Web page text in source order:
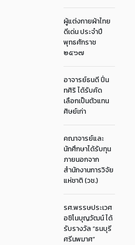
ผู้แต่งกายผ้าไทย
ดีเด่น ประจำปี
พุทธศักราช
๒๕๖๗
อาจารย์ธนดี ปิ่น
ทศิริ ได้รับคัด
เลือกเป็นตัวแทน
ศิษย์เก่า
คณาจารย์และ
นักศึกษาได้รับทุน
ภายนอกจาก
สำนักงานการวิจัย
แห่ชาติ (วช.)
รศ.พรรษประเวศ
อชิโนบุญวัฒน์ ได้
รับรางวัล “ธนบุรี
ศรีนพมาศ”